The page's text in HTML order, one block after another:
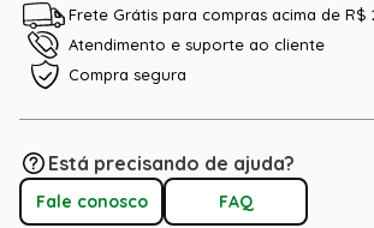
Frete Grátis para compras acima de R$
Atendimento e suporte ao cliente
Compra segura
Está precisando de ajuda?
Fale conosco FAQ